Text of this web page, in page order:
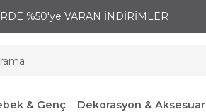
%50'ye VARAN İNDİRİMLER
& Genç Dekorasyon & Aksesuar